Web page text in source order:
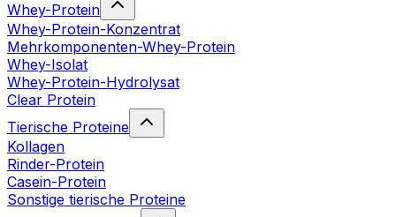
Whey-Protein
Whey-Protein-Konzentrat
Mehrkomponenten-Whey-Protein
Whey-Isolat
Whey-Protein-Hydrolysat
Clear Protein
Tierische Proteine
Kollagen
Rinder-Protein
Casein-Protein
Sonstige tierische Proteine